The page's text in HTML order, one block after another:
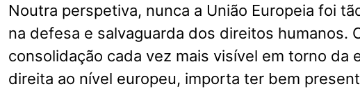
Noutra perspetiva, nunca a União Europeia foi
na defesa e salvaguarda dos direitos humanos.
consolidação cada vez mais visível em torno da
direita ao nível europeu, importa ter bem